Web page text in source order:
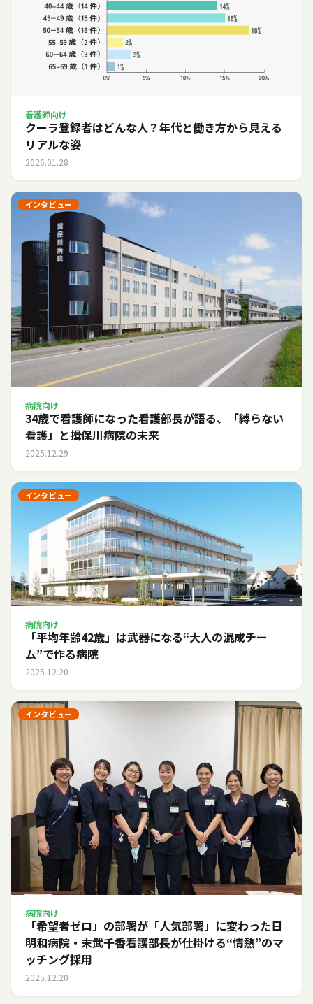
看護師向け
クーラ登録者はどんな人？年代と働き方から見える
リアルな姿
2026.01.28
インタビュー
病院向け
34歳で看護師になった看護部長が語る、「縛らない
看護」と揖保川病院の未来
2025.12.29
インタビュー
病院向け
「平均年齢42歳」は武器になる――“大人の混成チー
ム”で作る病院
2025.12.20
インタビュー
病院向け
「希望者ゼロ」の部署が「人気部署」に変わった日――
明和病院・末武千香看護部長が仕掛ける“情熱”のマ
ッチング採用
2025.12.20